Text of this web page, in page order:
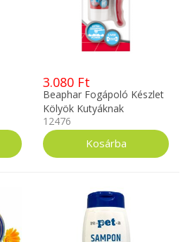
3.080 Ft
Beaphar Fogápoló Készlet
Kölyök Kutyáknak
12476